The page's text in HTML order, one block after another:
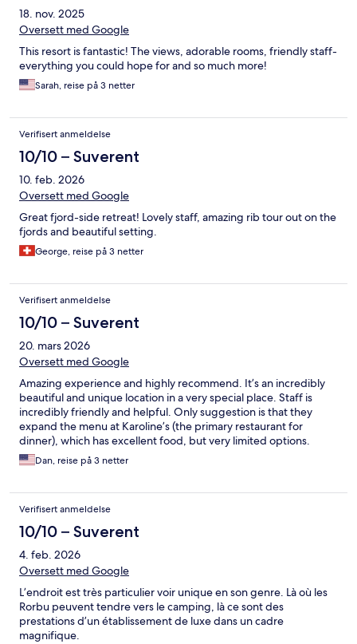
18. nov. 2025
Oversett med Google
This resort is fantastic! The views, adorable rooms, friendly staff-
everything you could hope for and so much more!
Sarah, reise på 3 netter
Verifisert anmeldelse
10/10 – Suverent
10. feb. 2026
Oversett med Google
Great fjord-side retreat! Lovely staff, amazing rib tour out on the
fjords and beautiful setting.
George, reise på 3 netter
Verifisert anmeldelse
10/10 – Suverent
20. mars 2026
Oversett med Google
Amazing experience and highly recommend. It’s an incredibly
beautiful and unique location in a very special place. Staff is
incredibly friendly and helpful. Only suggestion is that they
expand the menu at Karoline’s (the primary restaurant for
dinner), which has excellent food, but very limited options.
Dan, reise på 3 netter
Verifisert anmeldelse
10/10 – Suverent
4. feb. 2026
Oversett med Google
L’endroit est très particulier voir unique en son genre. Là où les
Rorbu peuvent tendre vers le camping, là ce sont des
prestations d’un établissement de luxe dans un cadre
magnifique.